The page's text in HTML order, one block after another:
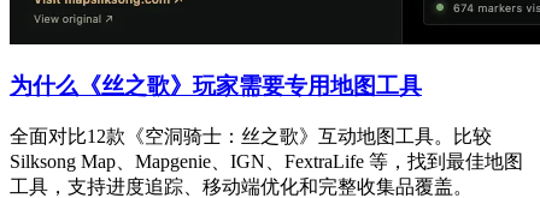
为什么《丝之歌》玩家需要专用地图工具
全面对比12款《空洞骑士：丝之歌》互动地图工具。比较
Silksong Map、Mapgenie、IGN、FextraLife 等，找到最佳地图
工具，支持进度追踪、移动端优化和完整收集品覆盖。